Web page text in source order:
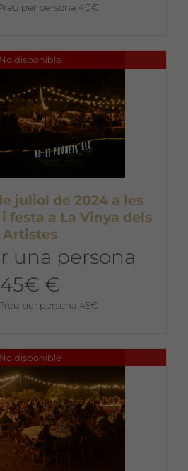
per persona 40€
No disponible
juliol de 2024 a les
i festa a La Vinya dels
Artistes
una persona
45€ €
per persona 45€
No disponible